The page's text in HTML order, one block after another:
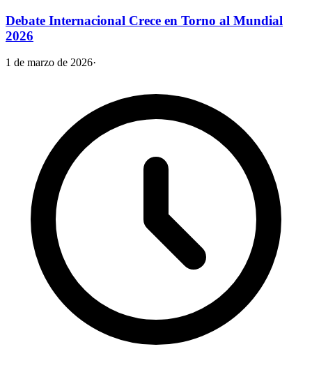
Debate Internacional Crece en Torno al Mundial
2026
1 de marzo de 2026·